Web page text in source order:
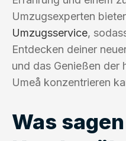
Umzugsexperten
Umzugsservice,
Entdecken deiner
und das Genießen der
Umeå konzentrieren
Was